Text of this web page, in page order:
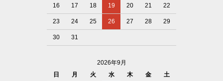
16 17 18 19 20 21 22
23 24 25 26 27 28 29
30 31
2026年9月
日
月 火 水 木 金 土